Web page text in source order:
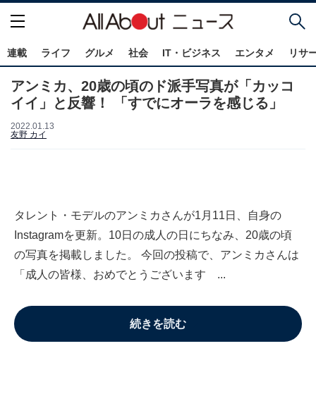
連載 ライフ グルメ 社会 IT・ビジネス エンタメ リサ
アンミカ、20歳の頃のド派手写真が「カッコ
イイ」と反響！ 「すでにオーラを感じる」
2022.01.13
友野 カイ
タレント・モデルのアンミカさんが1月11日、自身の
Instagramを更新。10日の成人の日にちなみ、20歳の頃
の写真を掲載しました。 今回の投稿で、アンミカさんは
「成人の皆様、おめでとうございます ...
続きを読む